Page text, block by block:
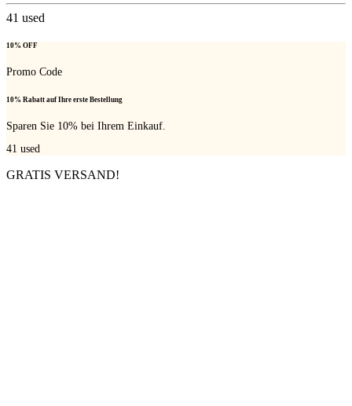
41 used
10% OFF
Promo Code
10% Rabatt auf Ihre erste Bestellung
Sparen Sie 10% bei Ihrem Einkauf.
41 used
GRATIS VERSAND!